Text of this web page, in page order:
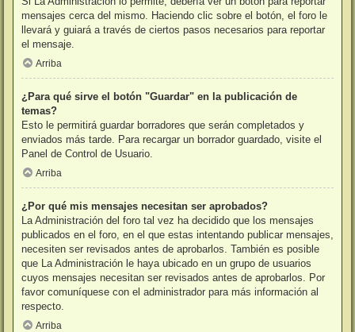
mensajes cerca del mismo. Haciendo clic sobre el botón, el foro le
llevará y guiará a través de ciertos pasos necesarios para reportar
el mensaje.
Arriba
¿Para qué sirve el botón "Guardar" en la publicación de
temas?
Esto le permitirá guardar borradores que serán completados y
enviados más tarde. Para recargar un borrador guardado, visite el
Panel de Control de Usuario.
Arriba
¿Por qué mis mensajes necesitan ser aprobados?
La Administración del foro tal vez ha decidido que los mensajes
publicados en el foro, en el que estas intentando publicar mensajes,
necesiten ser revisados antes de aprobarlos. También es posible
que La Administración le haya ubicado en un grupo de usuarios
cuyos mensajes necesitan ser revisados antes de aprobarlos. Por
favor comuníquese con el administrador para más información al
respecto.
Arriba